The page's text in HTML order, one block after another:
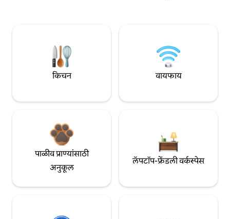
किचन वायफाय
पाळीव प्राण्यांसाठी
अनुकूल
लॅपटॉप-फ्रेंडली वर्कस्पेस